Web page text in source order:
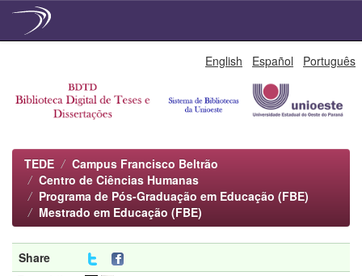
English Español Português
TEDE
Campus Francisco Beltrão
Centro de Ciências Humanas
Programa de Pós-Graduação em Educação (FBE)
Mestrado em Educação (FBE)
Share